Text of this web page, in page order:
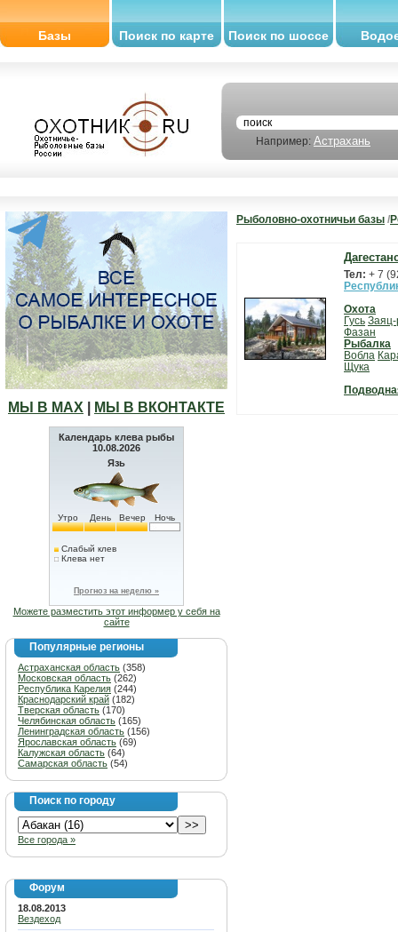
Базы Поиск по карте Поиск по шоссе
Например: Астрахань
МЫ В МАХ МЫ В ВКОНТАКТЕ
Календарь клева рыбы
10.08.2026
Язь
Утро День Вечер Ночь
Слабый клев
Клева нет
Прогноз на неделю »
Можете разместить этот информер у себя на
сайте
Популярные регионы
Астраханская область (358)
Московская область (262)
Республика Карелия (244)
Краснодарский край (182)
Тверская область (170)
Челябинская область (165)
Ленинградская область (156)
Ярославская область (69)
Калужская область (64)
Самарская область (54)
Поиск по городу
Все города »
Форум
18.08.2013
Вездеход
Рыболовно-охотничьи базы /
Тел: + 7
Охота
Гусь Заяц-
Фазан
Рыбалка
Вобла
Щука